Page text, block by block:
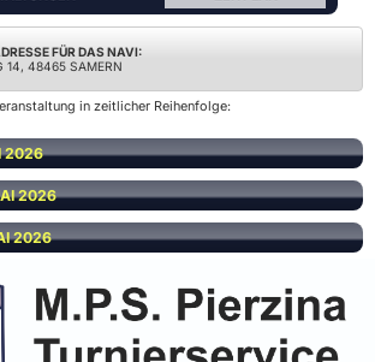
FÜR DAS NAVI:
14, 48465 SAMERN
in zeitlicher Reihenfolge:
2026
2026
2026